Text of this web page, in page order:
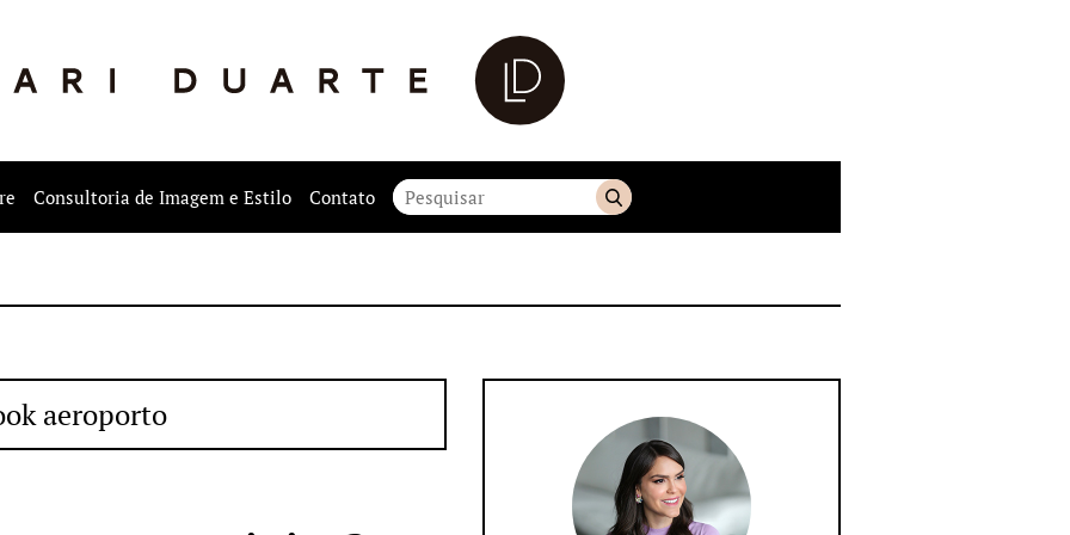
Consultoria de Imagem e Estilo Contato
aeroporto